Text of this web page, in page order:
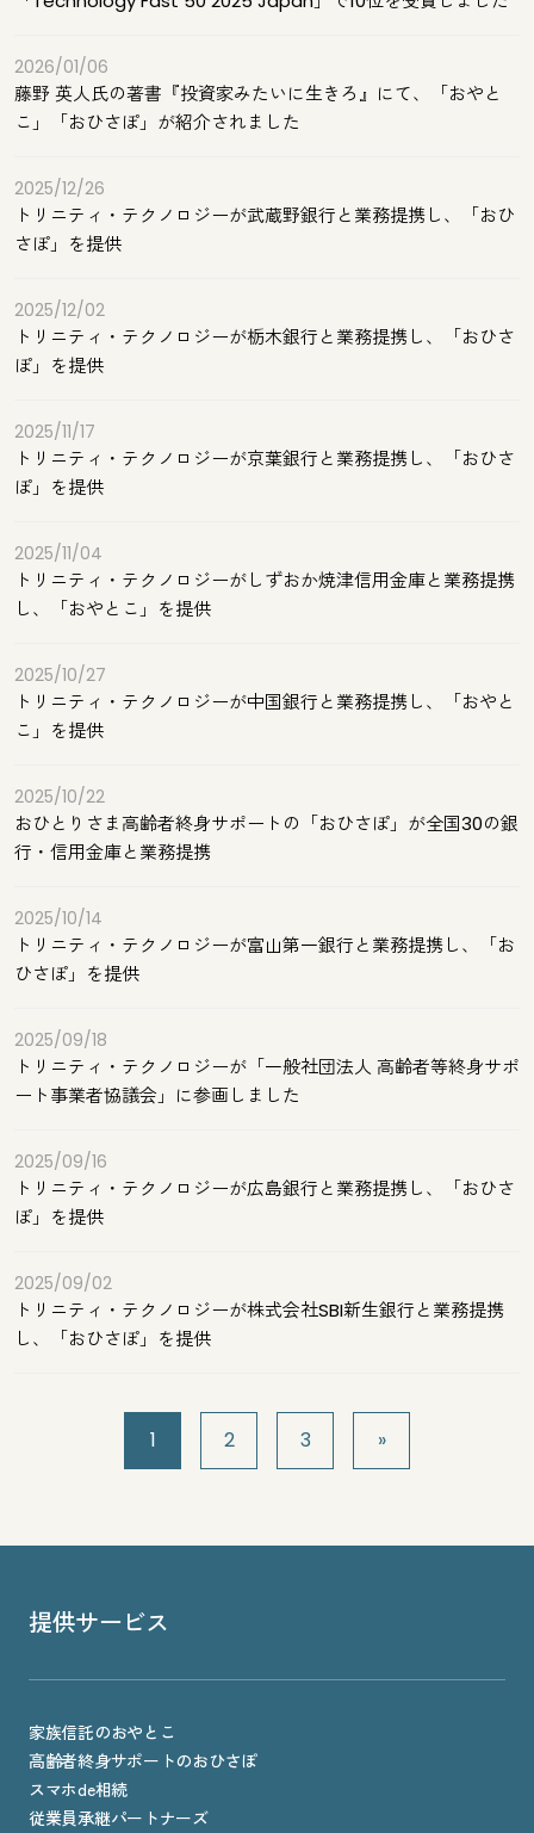
2026/01/06
藤野 英人氏の著書『投資家みたいに生きろ』にて、「おやと
こ」「おひさぽ」が紹介されました
2025/12/26
トリニティ・テクノロジーが武蔵野銀行と業務提携し、「おひ
さぽ」を提供
2025/12/02
トリニティ・テクノロジーが栃木銀行と業務提携し、「おひさ
ぽ」を提供
2025/11/17
トリニティ・テクノロジーが京葉銀行と業務提携し、「おひさ
ぽ」を提供
2025/11/04
トリニティ・テクノロジーがしずおか焼津信用金庫と業務提携
し、「おやとこ」を提供
2025/10/27
トリニティ・テクノロジーが中国銀行と業務提携し、「おやと
こ」を提供
2025/10/22
おひとりさま高齢者終身サポートの「おひさぽ」が全国30の銀
行・信用金庫と業務提携
2025/10/14
トリニティ・テクノロジーが富山第一銀行と業務提携し、「お
ひさぽ」を提供
2025/09/18
トリニティ・テクノロジーが「一般社団法人 高齢者等終身サポ
ート事業者協議会」に参画しました
2025/09/16
トリニティ・テクノロジーが広島銀行と業務提携し、「おひさ
ぽ」を提供
2025/09/02
トリニティ・テクノロジーが株式会社SBI新生銀行と業務提携
し、「おひさぽ」を提供
1 2 3 »
提供サービス
家族信託のおやとこ
高齢者終身サポートのおひさぽ
スマホde相続
従業員承継パートナーズ